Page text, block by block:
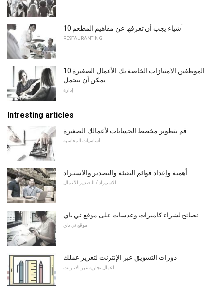
10 أشياء يجب أن تعرفها عن مفاهيم المطعم
RESTAURANTING
10 الموظفين الامتيازات الخاصة بك الأعمال الصغيرة
يمكن أن تتحمل
إدارة
Intresting articles
قم بتطوير مخطط الحسابات لأعمالك الصغيرة
أساسيات المحاسبة
أهمية وإعداد قوائم التعبئة والتصدير والاستيراد
الاستيراد / التصدير الأعمال
نصائح لشراء كاميرات وعدسات على موقع ئي باي
موقع ئي باي
دورات التسويق عبر الإنترنت لتعزيز عملك
اعمال تجاريه عبر الانترنت